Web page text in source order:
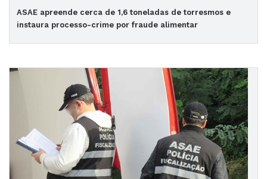
ASAE apreende cerca de 1,6 toneladas de torresmos e
instaura processo-crime por fraude alimentar